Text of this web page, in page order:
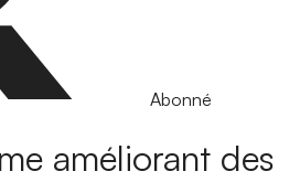
Abonné
améliorant des